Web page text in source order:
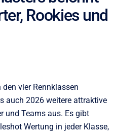
Rookies und
vier Rennklassen
auch 2026 weitere attraktive
und Teams aus. Es gibt
Wertung in jeder Klasse,